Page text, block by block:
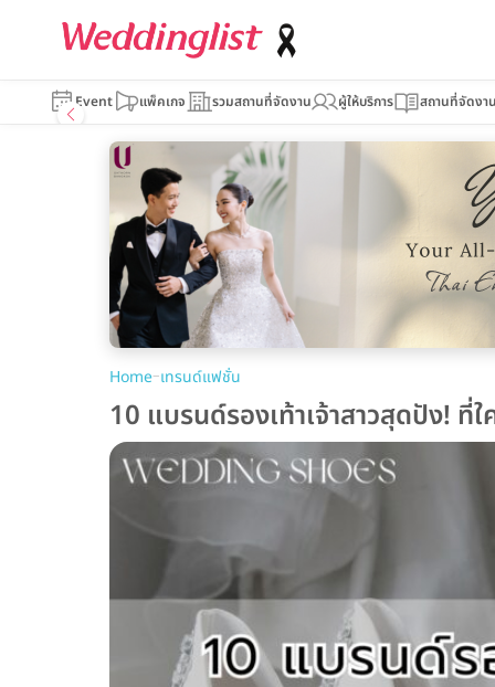
Event แพ็คเกจ รวมสถานที่จัดงาน ผู้ให้บริการ สถานที่จัดงา
Home–เทรนด์แฟชั่น
10 แบรนด์รองเท้าเจ้าสาวสุดปัง!